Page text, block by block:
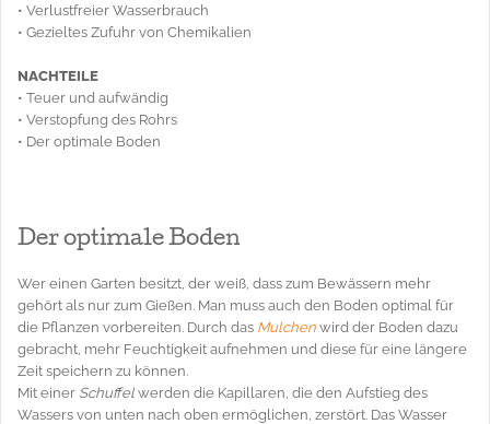
• Verlustfreier Wasserbrauch
• Gezieltes Zufuhr von Chemikalien
NACHTEILE
• Teuer und aufwändig
• Verstopfung des Rohrs
• Der optimale Boden
Der optimale Boden
Wer einen Garten besitzt, der weiß, dass zum Bewässern mehr
gehört als nur zum Gießen. Man muss auch den Boden optimal für
die Pflanzen vorbereiten. Durch das Mulchen wird der Boden dazu
gebracht, mehr Feuchtigkeit aufnehmen und diese für eine längere
Zeit speichern zu können.
Mit einer Schuffel werden die Kapillaren, die den Aufstieg des
Wassers von unten nach oben ermöglichen, zerstört. Das Wasser